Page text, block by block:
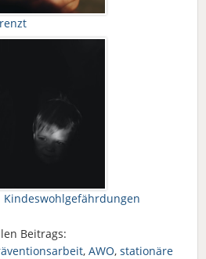
Beitrags:
, AWO, stationäre